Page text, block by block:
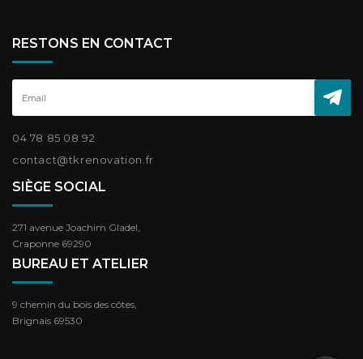
RESTONS EN CONTACT
04 78 85 08 92
contact@tkrenovation.fr
SIÈGE SOCIAL
271 avenue Joachim Gladel,
Craponne 69290
BUREAU ET ATELIER
9 chemin du bois des côtes,
Brignais 69530